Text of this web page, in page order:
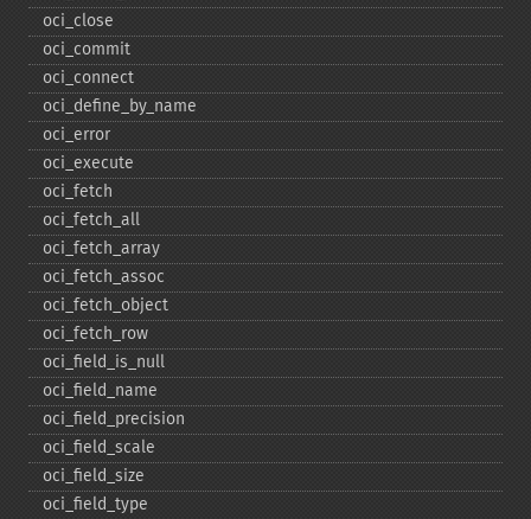
oci_​close
oci_​commit
oci_​connect
oci_​define_​by_​name
oci_​error
oci_​execute
oci_​fetch
oci_​fetch_​all
oci_​fetch_​array
oci_​fetch_​assoc
oci_​fetch_​object
oci_​fetch_​row
oci_​field_​is_​null
oci_​field_​name
oci_​field_​precision
oci_​field_​scale
oci_​field_​size
oci_​field_​type